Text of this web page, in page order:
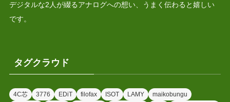
デジタルな2人が綴るアナログへの想い、うまく伝わると嬉しい
です。
タグクラウド
4C芯 3776 EDiT filofax ISOT LAMY
maikobungu